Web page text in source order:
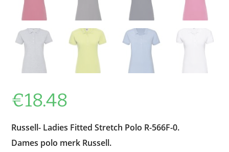
€18.48
Russell- Ladies Fitted Stretch Polo R-566F-0.
Dames polo merk Russell.